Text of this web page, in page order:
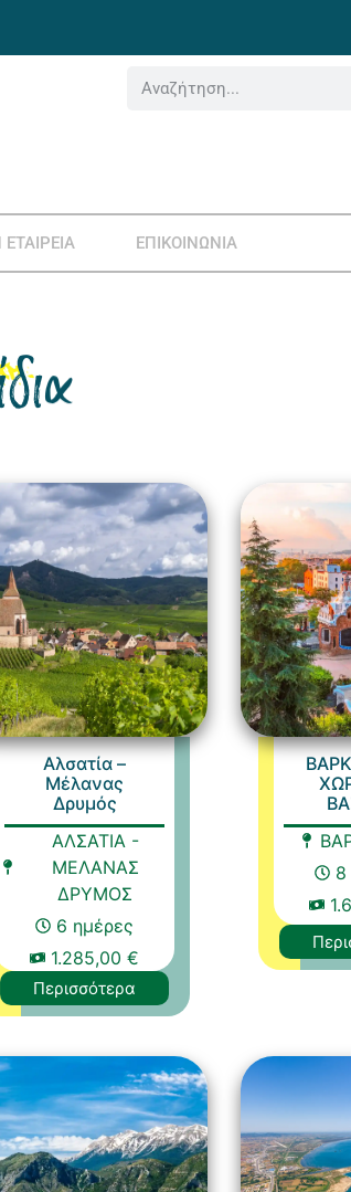
ΕΤΑΙΡΕΙΑ ΕΠΙΚΟΙΝΩΝΙΑ
Αλσατία –
Μέλανας
Δρυμός
ΑΛΣΑΤΙΑ -
ΜΕΛΑΝΑΣ
ΔΡΥΜΟΣ
6 ημέρες
1.285,00 €
Περισσότερα
8